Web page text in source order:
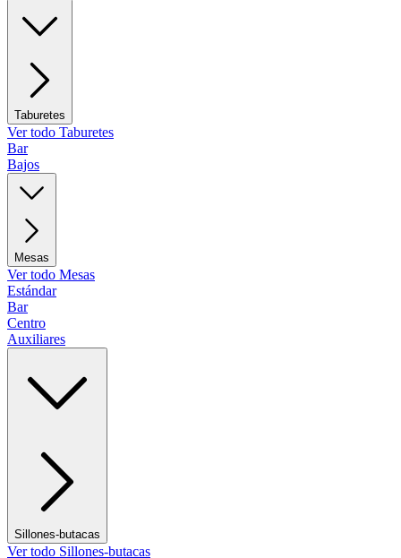
Taburetes
Ver todo Taburetes
Bar
Bajos
Mesas
Ver todo Mesas
Estándar
Bar
Centro
Auxiliares
Sillones-butacas
Ver todo Sillones-butacas